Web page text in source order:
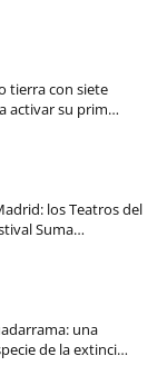
tierra con siete
activar su prim…
los Teatros del
Suma…
una
de la extinci…